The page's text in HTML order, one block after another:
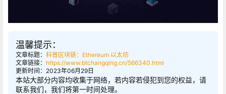
温馨提示：
文章标题： 科普区块链：Ethereum 以太坊
文章链接： https://www.btchangqing.cn/566340.html
更新时间：2023年06月29日
本站大部分内容均收集于网络，若内容若侵犯到您的权益，请
联系我们，我们将第一时间处理。